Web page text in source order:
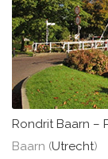
Rondrit Baarn –
Baarn (Utrecht)